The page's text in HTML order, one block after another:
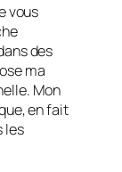
vous
des
ma
Mon
en fait
les